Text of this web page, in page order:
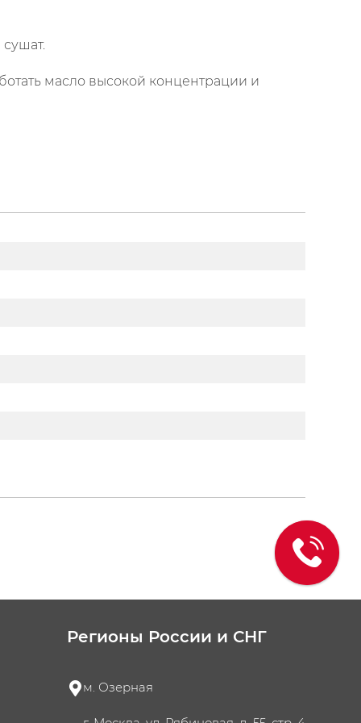
масло высокой концентрации и
Регионы России и СНГ
м. Озерная